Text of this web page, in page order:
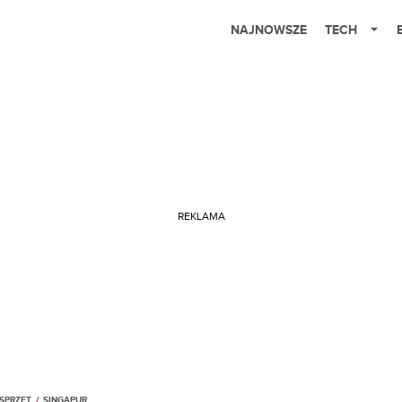
NAJNOWSZE TECH
REKLAMA